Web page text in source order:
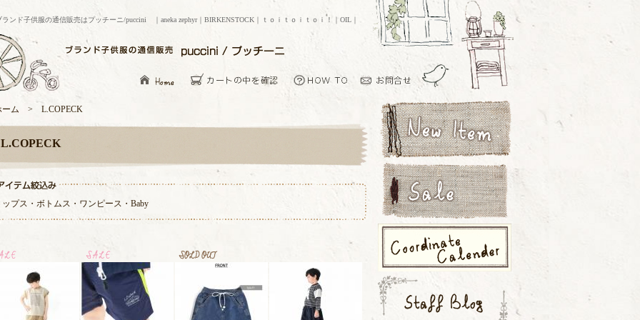
ランド子供服の通信販売はプッチーニ/puccini ｜aneka zephyr｜BIRKENSTOCK｜ｔｏｉｔｏｉｔｏｉ！｜OIL｜
ーム > L.COPECK
L.COPECK
ップス ・ ボトムス ・ ワンピース ・ Baby